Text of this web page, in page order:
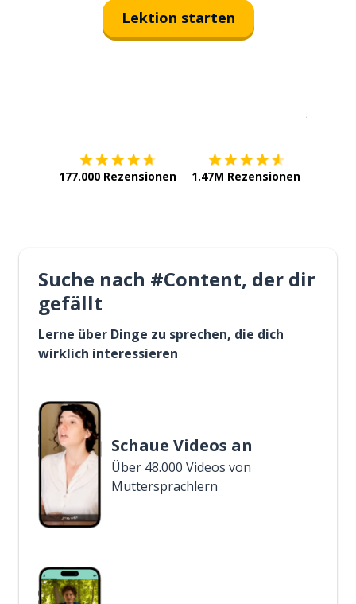
Lektion starten
177.000 Rezensionen 1.47M Rezensionen
Suche nach #Content, der dir
gefällt
Lerne über Dinge zu sprechen, die dich
wirklich interessieren
Schaue Videos an
Über 48.000 Videos von
Muttersprachlern